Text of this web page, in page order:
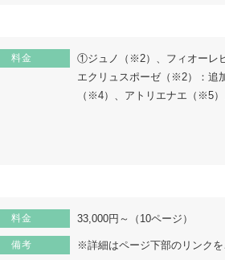
料金
①ジュノ（※2）、フィオーレ
エクリュスポーゼ（※2）：追
（※4）、アトリエナエ（※5
料金 33,000円～（10ページ）
備考 ※詳細はページ下部のリンク